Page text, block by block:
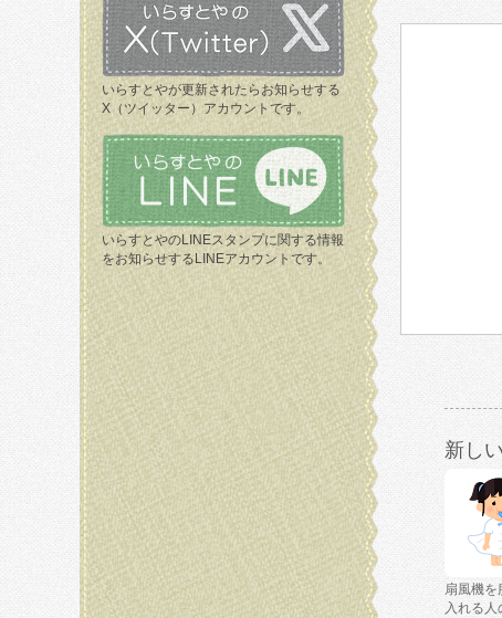
いらすとやが更新されたらお知らせする
X（ツイッター）アカウントです。
いらすとやのLINEスタンプに関する情報
をお知らせするLINEアカウントです。
新し
扇風機を
入れる人